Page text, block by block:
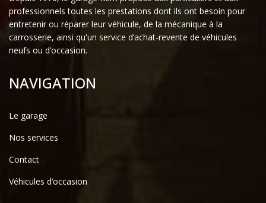
professionnels toutes les prestations dont ils ont besoin pour
entretenir ou réparer leur véhicule, de la mécanique à la
carrosserie, ainsi qu'un service d’achat-revente de véhicules
neufs ou d’occasion.
NAVIGATION
Le garage
Nos services
Contact
Véhicules d’occasion